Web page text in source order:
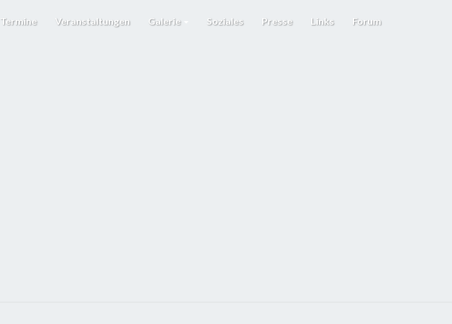
Termine Veranstaltungen Galerie Soziales Presse Links Forum